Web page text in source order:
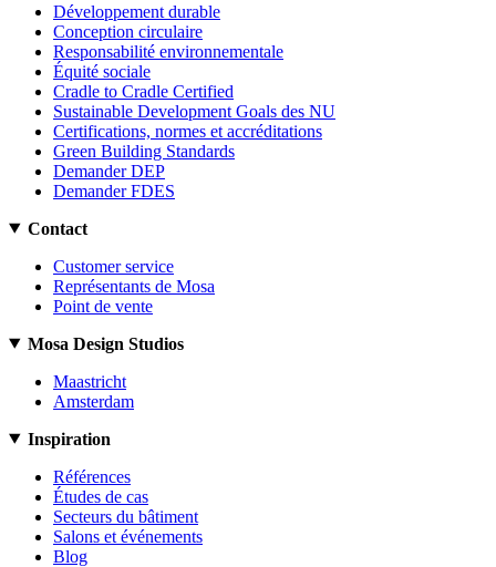
Développement durable
Conception circulaire
Responsabilité environnementale
Équité sociale
Cradle to Cradle Certified
Sustainable Development Goals des NU
Certifications, normes et accréditations
Green Building Standards
Demander DEP
Demander FDES
Contact
Customer service
Représentants de Mosa
Point de vente
Mosa Design Studios
Maastricht
Amsterdam
Inspiration
Références
Études de cas
Secteurs du bâtiment
Salons et événements
Blog